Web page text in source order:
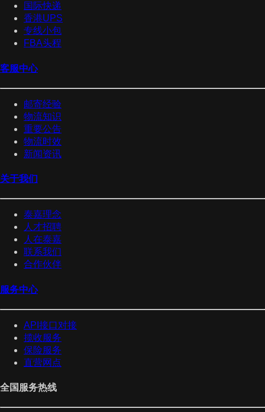
国际快递
香港UPS
专线小包
FBA头程
客服中心
邮寄经验
物流知识
重要公告
物流时效
新闻资讯
关于我们
泰嘉理念
人才招聘
人在泰嘉
联系我们
合作伙伴
服务中心
API接口对接
揽收服务
保险服务
直营网点
全国服务热线